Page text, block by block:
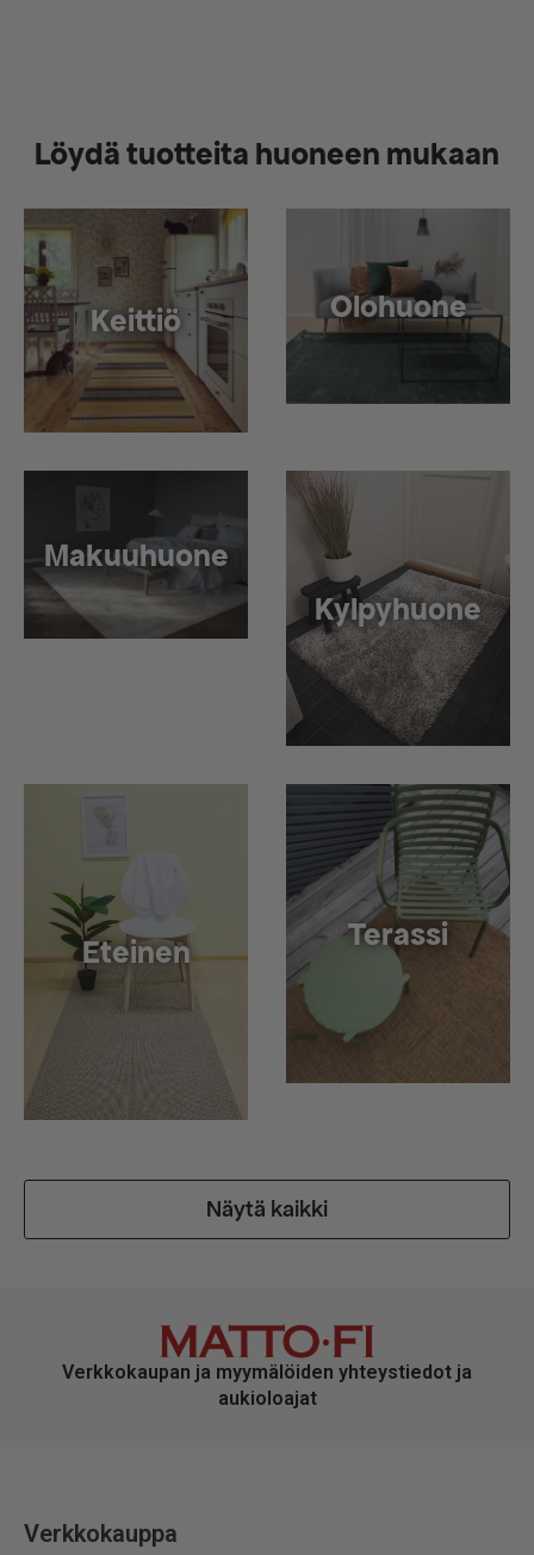
Löydä tuotteita huoneen mukaan
Keittiö Olohuone
Makuuhuone
Kylpyhuone
Eteinen Terassi
Näytä kaikki
Verkkokaupan ja myymälöiden yhteystiedot ja
aukioloajat
Verkkokauppa